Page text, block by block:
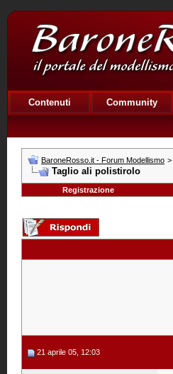
Contenuti Community
BaroneRosso.it - Forum Modellismo >
Taglio ali polistirolo
Registrazione
21 aprile 05, 12:03